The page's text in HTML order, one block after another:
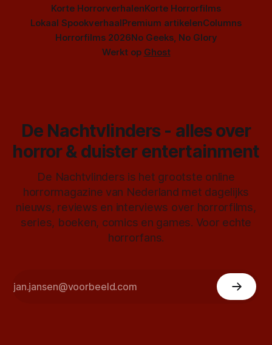
Korte HorrorverhalenKorte Horrorfilms
Lokaal SpookverhaalPremium artikelenColumns
Horrorfilms 2026No Geeks, No Glory
Werkt op Ghost
De Nachtvlinders - alles over
horror & duister entertainment
De Nachtvlinders is het grootste online
horrormagazine van Nederland met dagelijks
nieuws, reviews en interviews over horrorfilms,
series, boeken, comics en games. Voor echte
horrorfans.